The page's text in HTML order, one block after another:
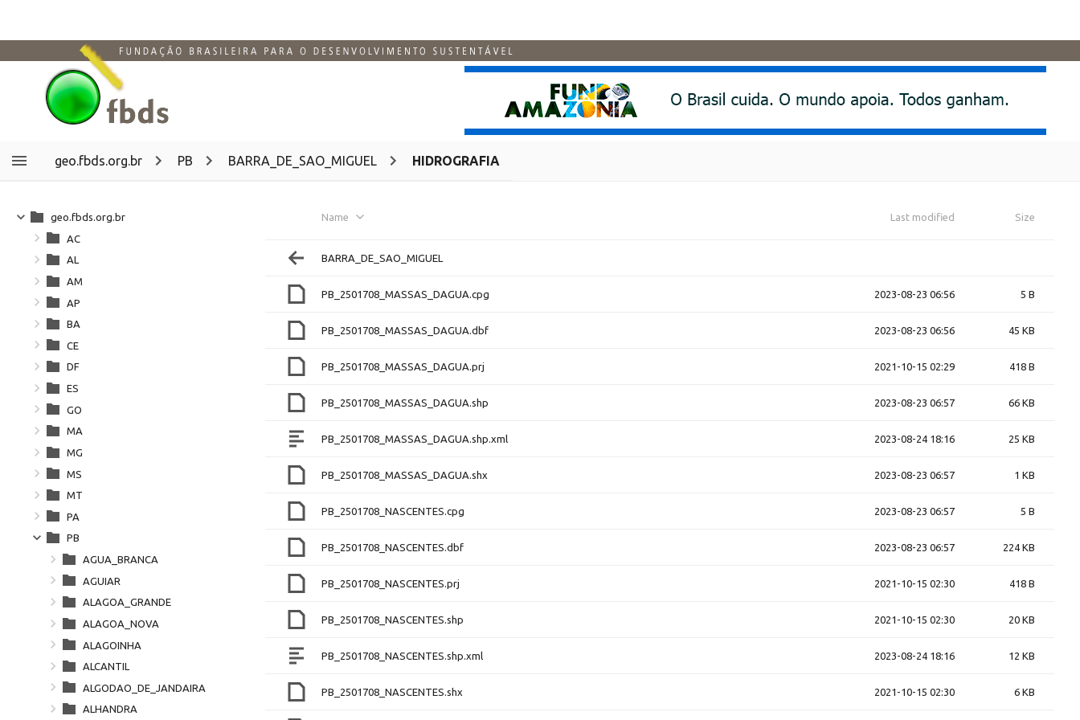
geo.fbds.org.br PB BARRA_DE_SAO_MIGUEL HIDROGRAFIA
Name Last modified Size
BARRA_DE_SAO_MIGUEL
PB_2501708_MASSAS_DAGUA.cpg 2023-08-23 06:56 5 B
PB_2501708_MASSAS_DAGUA.dbf 2023-08-23 06:56 45 KB
PB_2501708_MASSAS_DAGUA.prj 2021-10-15 02:29 418 B
PB_2501708_MASSAS_DAGUA.shp 2023-08-23 06:57 66 KB
PB_2501708_MASSAS_DAGUA.shp.xml 2023-08-24 18:16 25 KB
PB_2501708_MASSAS_DAGUA.shx 2023-08-23 06:57 1 KB
PB_2501708_NASCENTES.cpg 2023-08-23 06:57 5 B
PB_2501708_NASCENTES.dbf 2023-08-23 06:57 224 KB
PB_2501708_NASCENTES.prj 2021-10-15 02:30 418 B
PB_2501708_NASCENTES.shp 2021-10-15 02:30 20 KB
PB_2501708_NASCENTES.shp.xml 2023-08-24 18:16 12 KB
PB_2501708_NASCENTES.shx 2021-10-15 02:30 6 KB
geo.fbds.org.br
AC
AL
AM
AP
BA
CE
DF
ES
GO
MA
MG
MS
MT
PA
PB
AGUA_BRANCA
AGUIAR
ALAGOA_GRANDE
ALAGOA_NOVA
ALAGOINHA
ALCANTIL
ALGODAO_DE_JANDAIRA
ALHANDRA